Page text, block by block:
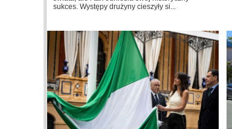
sukces. Występy drużyny cieszyły si...